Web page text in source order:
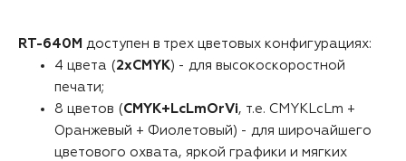
RT-640M доступен в трех цветовых конфигурациях:
4 цвета (2хCMYK) - для высокоскоростной
печати;
8 цветов (CMYK+LcLmOrVi, т.е. CMYKLcLm +
Оранжевый + Фиолетовый) - для широчайшего
цветового охвата, яркой графики и мягких